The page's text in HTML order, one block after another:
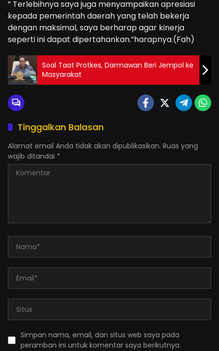
” Terlebihnya saya juga menyampaikan apresiasi
kepada pemerintah daerah yang telah bekerja
dengan maksimal, saya berharap agar kinerja
seperti ini dapat dipertahankan.”harapnya.(Fah)
Soal Taat Protkes, Darmawan Beri Jempol ke
Masyarakat
Tinggalkan Balasan
Alamat email Anda tidak akan dipublikasikan. Ruas yang
wajib ditandai *
Simpan nama, email, dan situs web saya pada
peramban ini untuk komentar saya berikutnya.